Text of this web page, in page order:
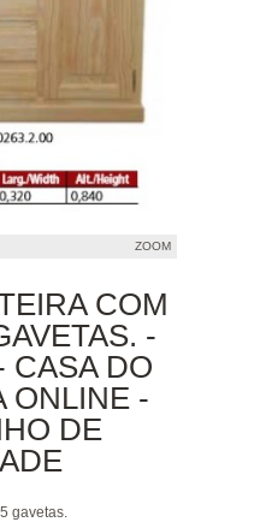
ZOOM
COM
-
CASA DO
ONLINE -
DE
gavetas.